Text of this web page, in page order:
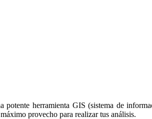
herramienta GIS (sistema de
provecho para realizar tus análisis.